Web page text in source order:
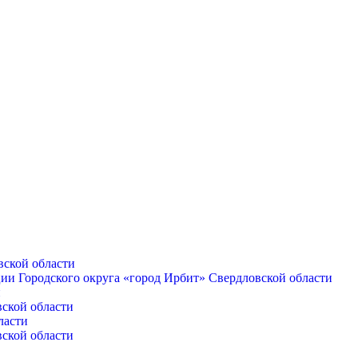
области
Городского округа «город Ирбит» Свердловской области
области
области